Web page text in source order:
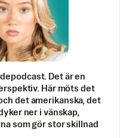
Det är en
Här möts det
det amerikanska, det
ner i vänskap,
som gör stor skillnad